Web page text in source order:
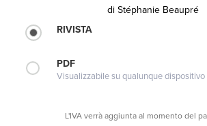
di Stéphanie Beaupré
RIVISTA
PDF
Visualizzabile su qualunque dispositivo
L'IVA verrà aggiunta al momento del